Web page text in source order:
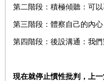
第二階段：積極傾聽：可
第三階段：體察自己的內
第四階段：後設溝通：我
現在就停止慣性批判，上